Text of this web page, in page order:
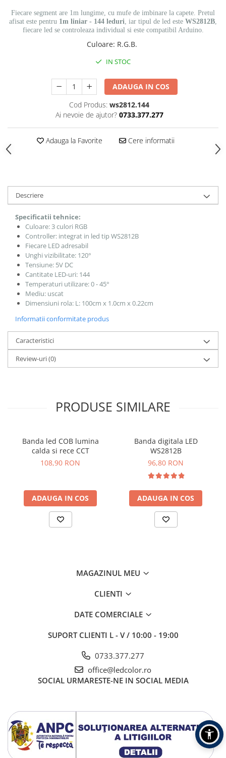
Fiecare segment are 1m lungime, cu mufe de imbinare la capete. Pretul
afisat este pentru 1m liniar - 144 leduri, iar tipul de led este WS2812B,
fiecare led se controleaza individual si este compatibil Arduino.
Culoare: R.G.B.
IN STOC
ADAUGA IN COS
Cod Produs: ws2812.144
Ai nevoie de ajutor? 0733.377.277
Adauga la Favorite Cere informatii
Descriere
Specificatii tehnice:
Culoare: 3 culori RGB
Controller: integrat in led tip WS2812B
Fiecare LED adresabil
Unghi vizibilitate: 120°
Tensiune: 5V DC
Cantitate LED-uri: 144
Temperaturi utilizare: 0 - 45°
Mediu: uscat
Dimensiuni rola: L: 100cm x 1.0cm x 0.22cm
Informatii conformitate produs
Caracteristici
Review-uri(0)
PRODUSE SIMILARE
Banda led COB lumina
calda si rece CCT
108,90 RON
ADAUGA IN COS
Banda digitala LED
WS2812B
96,80 RON
ADAUGA IN COS
MAGAZINUL MEU
CLIENTI
DATE COMERCIALE
SUPORT CLIENTI L - V / 10:00 - 19:00
0733.377.277
office@ledcolor.ro
SOCIAL URMARESTE-NE IN SOCIAL MEDIA